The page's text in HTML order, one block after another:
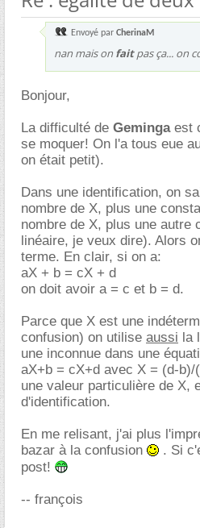
Envoyé par CherinaM
nan mais on faitpas ça... on
Bonjour,
La difficulté de Gemingaest
se moquer! On l'a tous eue
on était petit).
Dans une identification, on
nombre de X, plus une
nombre de X, plus une autre
linéaire, je veux dire). Alors
terme. En clair, si on a:
aX + b = cX + d
on doit avoir a = c et b = d.
Parce que X est une
confusion) on utilise aussi la
une inconnue dans une
aX+b = cX+d avec X = (d-
une valeur particulière de X,
d'identification.
En me relisant, j'ai plus
bazar à la confusion
. Si
post!
-- françois